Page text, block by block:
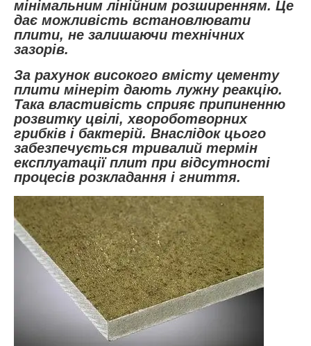
мінімальним лінійним розширенням. Це
дає можливість встановлювати
плити, не залишаючи технічних
зазорів.
За рахунок високого вмісту цементу
плити мінеріт дають лужну реакцію.
Така властивість сприяє припиненню
розвитку цвілі, хвороботворних
грибків і бактерій. Внаслідок цього
забезпечується тривалий термін
експлуатації плит при відсутності
процесів розкладання і гниття.